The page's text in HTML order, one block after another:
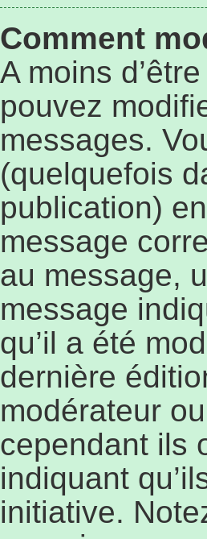
Comment
A moins
pouvez
messages.
(quelquefois
publication)
message
au message,
message
qu’il a été
dernière
modérateur
cependant ils
indiquant
initiative.